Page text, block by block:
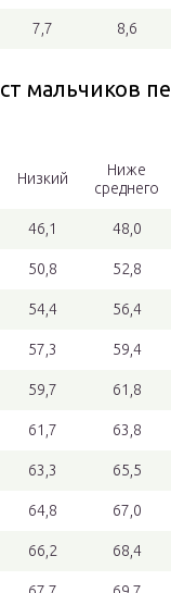
7,7 8,6
мальчиков
Низкий
Ниже
среднего
46,1 48,0
50,8 52,8
54,4 56,4
57,3 59,4
59,7 61,8
61,7 63,8
63,3 65,5
64,8 67,0
66,2 68,4